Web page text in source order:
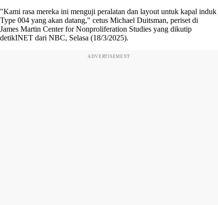
"Kami rasa mereka ini menguji peralatan dan layout untuk kapal induk
Type 004 yang akan datang," cetus Michael Duitsman, periset di
James Martin Center for Nonproliferation Studies yang dikutip
detikINET dari NBC, Selasa (18/3/2025).
ADVERTISEMENT